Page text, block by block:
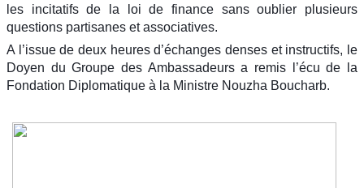
les incitatifs de la loi de finance sans oublier plusieurs
questions partisanes et associatives.
A l’issue de deux heures d’échanges denses et instructifs, le
Doyen du Groupe des Ambassadeurs a remis l’écu de la
Fondation Diplomatique à la Ministre Nouzha Boucharb.